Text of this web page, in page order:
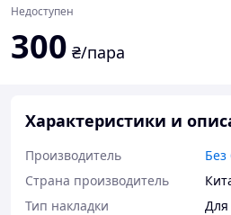
Недоступен
300 ₴/пара
Характеристики и
Производитель
Без
Страна производитель
Тип накладки